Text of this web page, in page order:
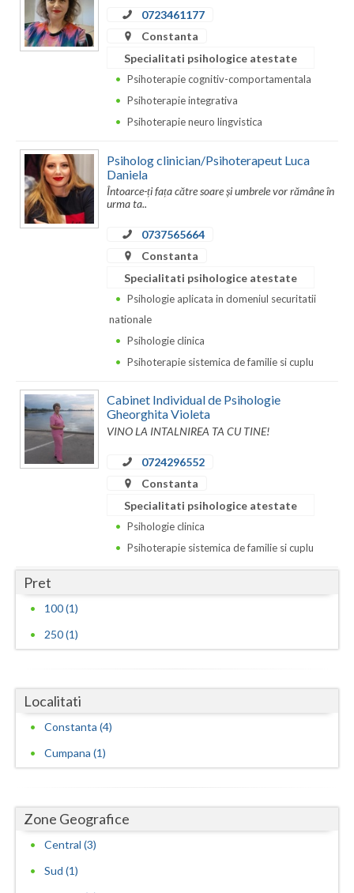
Ialomita
Iasi
Mehedinti
Mures
Neamt
Suceava
Teleorman
Timis
Vrancea
0723461177
Constanta
Specialitati psihologice atestate
Psihoterapie cognitiv-comportamentala
Psihoterapie integrativa
Psihoterapie neuro lingvistica
Psiholog clinician/Psihoterapeut Luca
Daniela
Întoarce-ți fața către soare și umbrele vor rămâne în
urma ta..
0737565664
Constanta
Specialitati psihologice atestate
Psihologie aplicata in domeniul securitatii
nationale
Psihologie clinica
Psihoterapie sistemica de familie si cuplu
Cabinet Individual de Psihologie
Gheorghita Violeta
VINO LA INTALNIREA TA CU TINE!
0724296552
Constanta
Specialitati psihologice atestate
Psihologie clinica
Psihoterapie sistemica de familie si cuplu
Pret
100 (1)
250 (1)
Localitati
Constanta (4)
Cumpana (1)
Zone Geografice
Central (3)
Sud (1)